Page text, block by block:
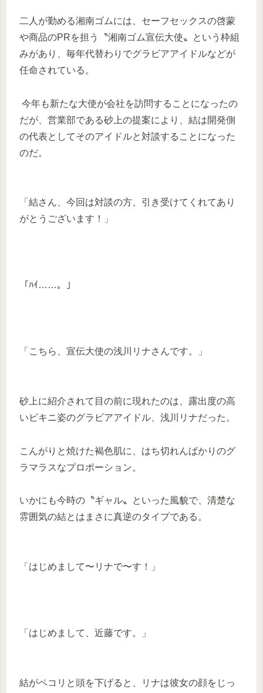
二人が勤める湘南ゴムには、セーフセックスの啓蒙
や商品のPRを担う〝湘南ゴム宣伝大使〟という枠組
みがあり、毎年代替わりでグラビアアイドルなどが
任命されている。
今年も新たな大使が会社を訪問することになったの
だが、営業部である砂上の提案により、結は開発側
の代表としてそのアイドルと対談することになった
のだ。
「結さん、今回は対談の方、引き受けてくれてあり
がとうございます！」
「ﾊｲ……。」
「こちら、宣伝大使の浅川リナさんです。」
砂上に紹介されて目の前に現れたのは、露出度の高
いビキニ姿のグラビアアイドル、浅川リナだった。
こんがりと焼けた褐色肌に、はち切れんばかりのグ
ラマラスなプロポーション。
いかにも今時の〝ギャル〟といった風貌で、清楚な
雰囲気の結とはまさに真逆のタイプである。
「はじめまして〜リナで〜す！」
「はじめまして、近藤です。」
結がペコリと頭を下げると、リナは彼女の顔をじっ